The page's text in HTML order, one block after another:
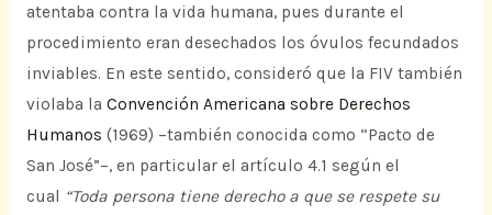
atentaba contra la vida humana, pues durante el
procedimiento eran desechados los óvulos fecundados
inviables. En este sentido, consideró que la FIV también
violaba la Convención Americana sobre Derechos
Humanos (1969) –también conocida como “Pacto de
San José”–, en particular el artículo 4.1 según el
cual “Toda persona tiene derecho a que se respete su